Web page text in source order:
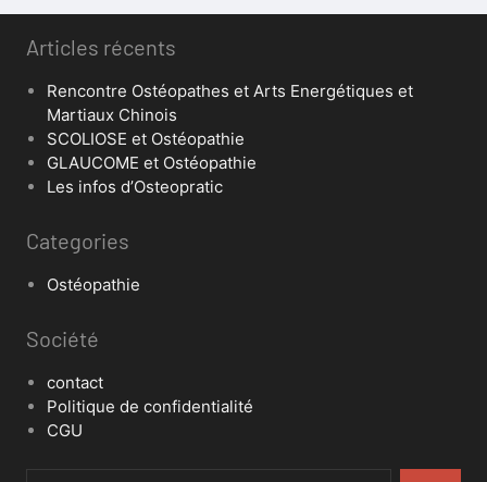
Articles récents
Rencontre Ostéopathes et Arts Energétiques et
Martiaux Chinois
SCOLIOSE et Ostéopathie
GLAUCOME et Ostéopathie
Les infos d’Osteopratic
Categories
Ostéopathie
Société
contact
Politique de confidentialité
CGU